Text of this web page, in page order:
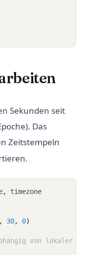
Sekunden seit
Das
Zeitstempeln
, timezone
, 30, 0)
von lokaler